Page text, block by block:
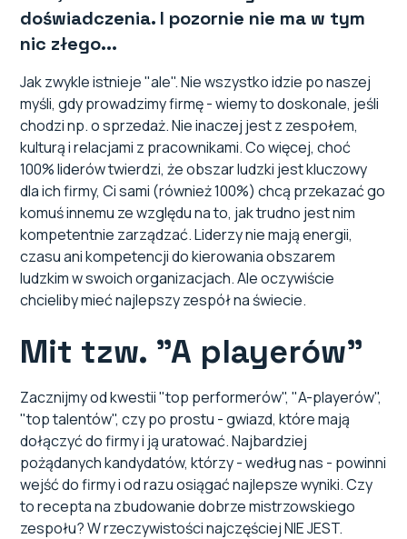
doświadczenia. I pozornie nie ma w tym
nic złego...
Jak zwykle istnieje "ale". Nie wszystko idzie po naszej
myśli, gdy prowadzimy firmę - wiemy to doskonale, jeśli
chodzi np. o sprzedaż. Nie inaczej jest z zespołem,
kulturą i relacjami z pracownikami. Co więcej, choć
100% liderów twierdzi, że obszar ludzki jest kluczowy
dla ich firmy, Ci sami (również 100%) chcą przekazać go
komuś innemu ze względu na to, jak trudno jest nim
kompetentnie zarządzać. Liderzy nie mają energii,
czasu ani kompetencji do kierowania obszarem
ludzkim w swoich organizacjach. Ale oczywiście
chcieliby mieć najlepszy zespół na świecie.
Mit tzw. "A playerów"
Zacznijmy od kwestii "top performerów", "A-playerów",
"top talentów", czy po prostu - gwiazd, które mają
dołączyć do firmy i ją uratować. Najbardziej
pożądanych kandydatów, którzy - według nas - powinni
wejść do firmy i od razu osiągać najlepsze wyniki. Czy
to recepta na zbudowanie dobrze mistrzowskiego
zespołu? W rzeczywistości najczęściej NIE JEST.